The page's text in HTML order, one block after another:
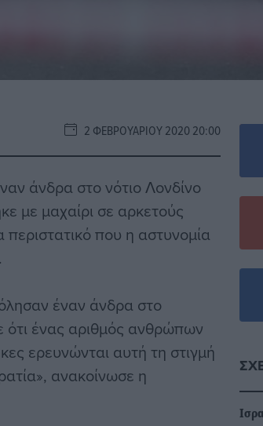
2 ΦΕΒΡΟΥΑΡΊΟΥ 2020 20:00
άνδρα στο νότιο Λονδίνο
με μαχαίρι σε αρκετούς
που η αστυνομία
έναν άνδρα στο
ότι ένας αριθμός ανθρώπων
ερευνώνται αυτή τη στιγμή
ανακοίνωσε η